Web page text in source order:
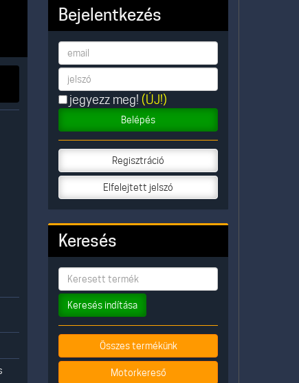
Bejelentkezés
jegyezz meg! (ÚJ!)
Belépés
Regisztráció
Elfelejtett jelszó
Keresés
Keresés indítása
Összes termékünk
Motorkereső